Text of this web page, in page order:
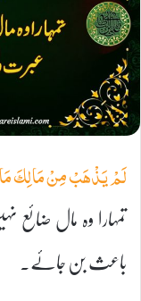
لَمْ يَذْهَبْ مِنْ مَالِكَ مَا
تمہارا وہ مال
باعث بن جائے۔